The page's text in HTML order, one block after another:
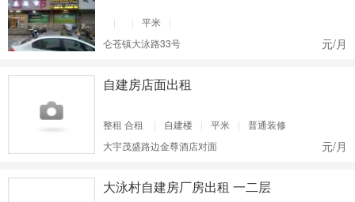
| | 平米
|
仑苍镇大泳路33号
元/月
自建房店面出租
整租 合租 | 自建楼 | 平米 |
普通装修
大宇茂盛路边金尊酒店对面
元/月
大泳村自建房厂房出租 一二层